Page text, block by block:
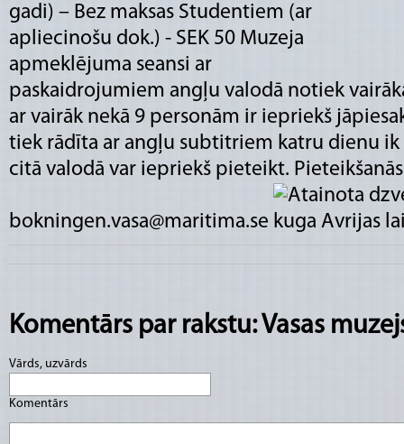
gadi) – Bez maksas Studentiem (ar
apliecinošu dok.) - SEK 50 Muzeja
apmeklējuma seansi ar
paskaidrojumiem angļu valodā notiek
ar vairāk nekā 9 personām ir iepriekš
tiek rādīta ar angļu subtitriem katru dienu ik
citā valodā var iepriekš pieteikt.
bokningen.vasa@maritima.se
Komentārs par rakstu: Vasas
Vārds, uzvārds
Komentārs